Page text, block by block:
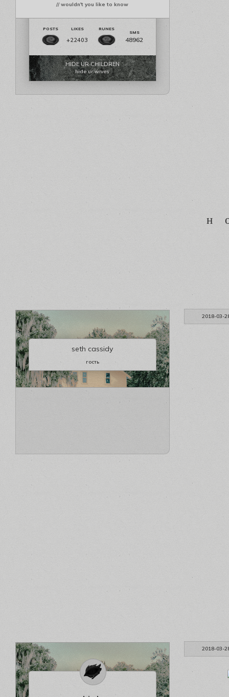
// wouldn't you like to know
+22403 48962
HIDE UR CHILDREN
hide ur wives
н
2018-03-
seth cassidy
гость
2018-03-